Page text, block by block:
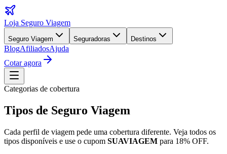
Loja Seguro Viagem
Seguro Viagem Seguradoras Destinos
BlogAfiliadosAjuda
Cotar agora
Categorias de cobertura
Tipos de Seguro Viagem
Cada perfil de viagem pede uma cobertura diferente. Veja todos os
tipos disponíveis e use o cupom SUAVIAGEM para 18% OFF.